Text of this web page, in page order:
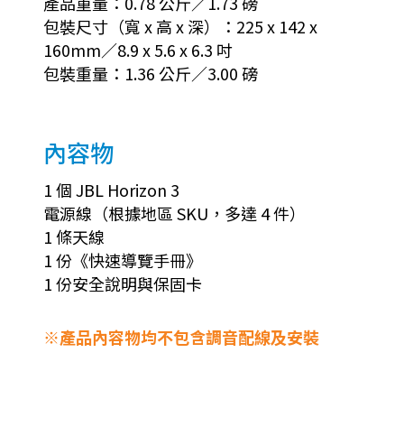
包裝尺寸（寬 x 高 x 深）：225 x 142 x
160mm／8.9 x 5.6 x 6.3 吋
包裝重量：1.36 公斤／3.00 磅
內容物
1 個 JBL Horizon 3
電源線（根據地區 SKU，多達 4 件）
1 條天線
1 份《快速導覽手冊》
1 份安全說明與保固卡
※產品內容物均不包含調音配線及安裝